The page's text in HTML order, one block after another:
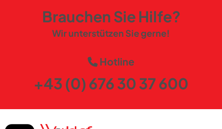
Brauchen Sie Hilfe?
Wir unterstützen Sie gerne!
Hotline
+43 (0) 676 30 37 600